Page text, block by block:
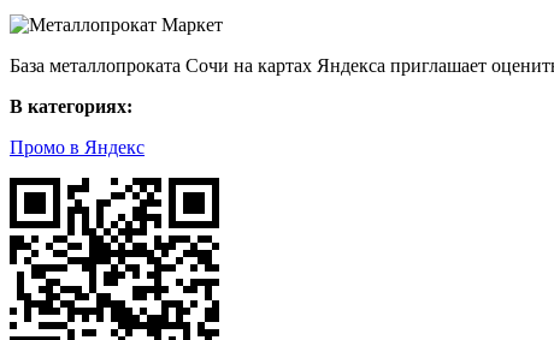
База металлопроката Сочи на картах Яндекса приглашает
В категориях:
Промо в Яндекс